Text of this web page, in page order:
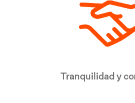
Tranquilidad y